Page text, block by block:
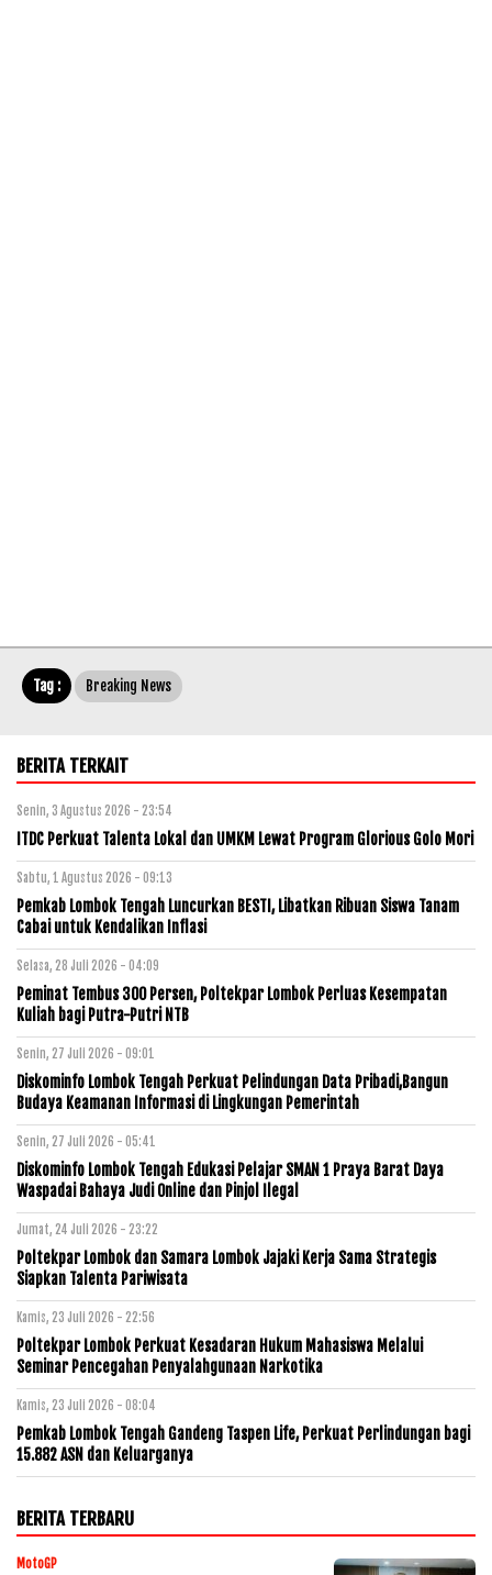
Tag : Breaking News
BERITA TERKAIT
Senin, 3 Agustus 2026 - 23:54
ITDC Perkuat Talenta Lokal dan UMKM Lewat Program Glorious Golo Mori
Sabtu, 1 Agustus 2026 - 09:13
Pemkab Lombok Tengah Luncurkan BESTI, Libatkan Ribuan Siswa Tanam
Cabai untuk Kendalikan Inflasi
Selasa, 28 Juli 2026 - 04:09
Peminat Tembus 300 Persen, Poltekpar Lombok Perluas Kesempatan
Kuliah bagi Putra-Putri NTB
Senin, 27 Juli 2026 - 09:01
Diskominfo Lombok Tengah Perkuat Pelindungan Data Pribadi,Bangun
Budaya Keamanan Informasi di Lingkungan Pemerintah
Senin, 27 Juli 2026 - 05:41
Diskominfo Lombok Tengah Edukasi Pelajar SMAN 1 Praya Barat Daya
Waspadai Bahaya Judi Online dan Pinjol Ilegal
Jumat, 24 Juli 2026 - 23:22
Poltekpar Lombok dan Samara Lombok Jajaki Kerja Sama Strategis
Siapkan Talenta Pariwisata
Kamis, 23 Juli 2026 - 22:56
Poltekpar Lombok Perkuat Kesadaran Hukum Mahasiswa Melalui
Seminar Pencegahan Penyalahgunaan Narkotika
Kamis, 23 Juli 2026 - 08:04
Pemkab Lombok Tengah Gandeng Taspen Life, Perkuat Perlindungan bagi
15.882 ASN dan Keluarganya
BERITA TERBARU
MotoGP